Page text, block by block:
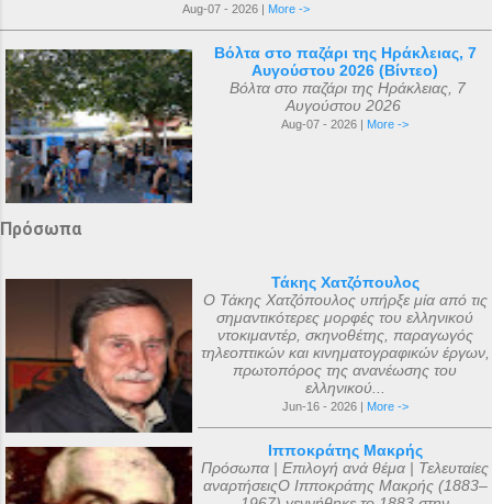
Aug-07 - 2026 | More ->
Βόλτα στο παζάρι της Ηράκλειας, 7
Αυγούστου 2026 (Βίντεο)
Βόλτα στο παζάρι της Ηράκλειας, 7
Αυγούστου 2026
Aug-07 - 2026 | More ->
Πρόσωπα
Τάκης Χατζόπουλος
Ο Τάκης Χατζόπουλος υπήρξε μία από τις
σημαντικότερες μορφές του ελληνικού
ντοκιμαντέρ, σκηνοθέτης, παραγωγός
τηλεοπτικών και κινηματογραφικών έργων,
πρωτοπόρος της ανανέωσης του
ελληνικού...
Jun-16 - 2026 | More ->
Ιπποκράτης Μακρής
Πρόσωπα | Επιλογή ανά θέμα | Τελευταίες
αναρτήσειςΟ Ιπποκράτης Μακρής (1883–